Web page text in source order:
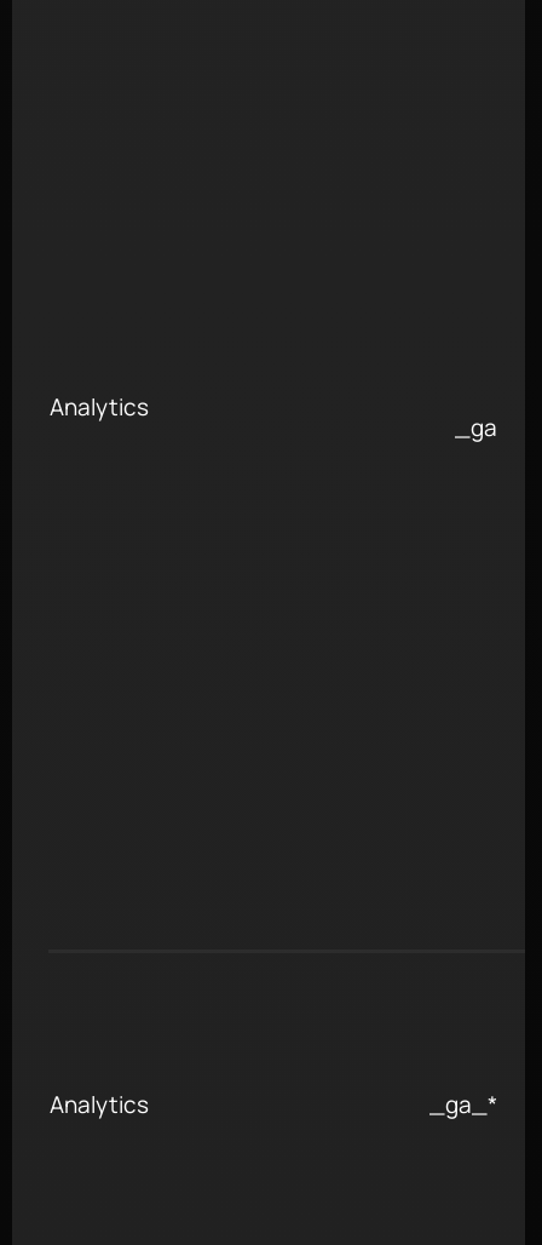
Analytics
_ga
Analytics _ga_*